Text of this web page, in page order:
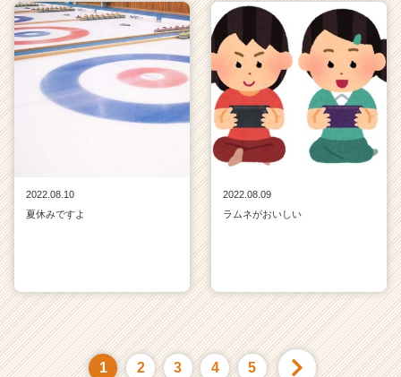
2022.08.10
夏休みですよ
2022.08.09
ラムネがおいしい
1 2 3 4 5